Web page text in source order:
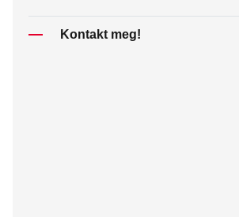
Kontakt meg!